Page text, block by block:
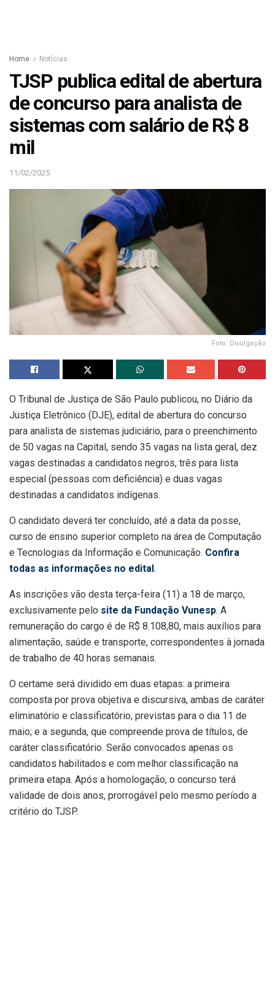
Home Notícias
TJSP publica edital de abertura
de concurso para analista de
sistemas com salário de R$ 8
mil
11/02/2025
Foto: Divulgação
O Tribunal de Justiça de São Paulo publicou, no Diário da
Justiça Eletrônico (DJE), edital de abertura do concurso
para analista de sistemas judiciário, para o preenchimento
de 50 vagas na Capital, sendo 35 vagas na lista geral, dez
vagas destinadas a candidatos negros, três para lista
especial (pessoas com deficiência) e duas vagas
destinadas a candidatos indígenas.
O candidato deverá ter concluído, até a data da posse,
curso de ensino superior completo na área de Computação
e Tecnologias da Informação e Comunicação. Confira
todas as informações no edital.
As inscrições vão desta terça-feira (11) a 18 de março,
exclusivamente pelo site da Fundação Vunesp. A
remuneração do cargo é de R$ 8.108,80, mais auxílios para
alimentação, saúde e transporte, correspondentes à jornada
de trabalho de 40 horas semanais.
O certame será dividido em duas etapas: a primeira
composta por prova objetiva e discursiva, ambas de caráter
eliminatório e classificatório, previstas para o dia 11 de
maio; e a segunda, que compreende prova de títulos, de
caráter classificatório. Serão convocados apenas os
candidatos habilitados e com melhor classificação na
primeira etapa. Após a homologação, o concurso terá
validade de dois anos, prorrogável pelo mesmo período a
critério do TJSP.